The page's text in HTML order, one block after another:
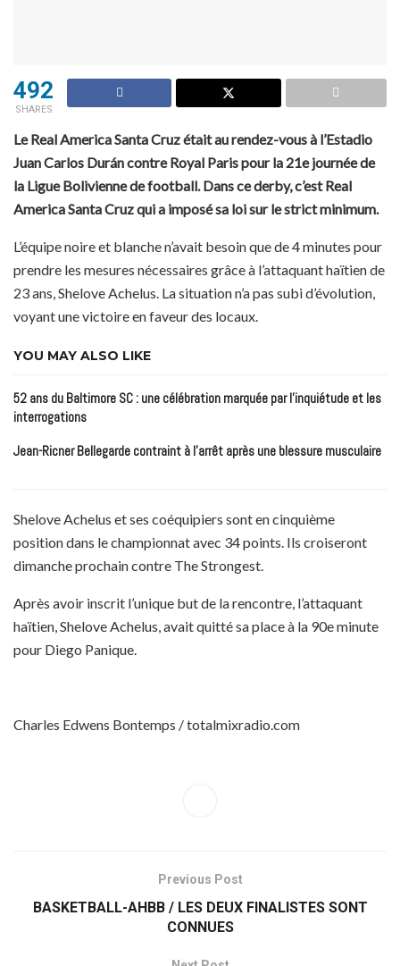
492
SHARES
Le Real America Santa Cruz était au rendez-vous à l’Estadio
Juan Carlos Durán contre Royal Paris pour la 21e journée de
la Ligue Bolivienne de football. Dans ce derby, c’est Real
America Santa Cruz qui a imposé sa loi sur le strict minimum.
L’équipe noire et blanche n’avait besoin que de 4 minutes pour
prendre les mesures nécessaires grâce à l’attaquant haïtien de
23 ans, Shelove Achelus. La situation n’a pas subi d’évolution,
voyant une victoire en faveur des locaux.
YOU MAY ALSO LIKE
52 ans du Baltimore SC : une célébration marquée par l’inquiétude et les
interrogations
Jean-Ricner Bellegarde contraint à l’arrêt après une blessure musculaire
Shelove Achelus et ses coéquipiers sont en cinquième
position dans le championnat avec 34 points. Ils croiseront
dimanche prochain contre The Strongest.
Après avoir inscrit l’unique but de la rencontre, l’attaquant
haïtien, Shelove Achelus, avait quitté sa place à la 90e minute
pour Diego Panique.
Charles Edwens Bontemps / totalmixradio.com
Previous Post
BASKETBALL-AHBB / LES DEUX FINALISTES SONT
CONNUES